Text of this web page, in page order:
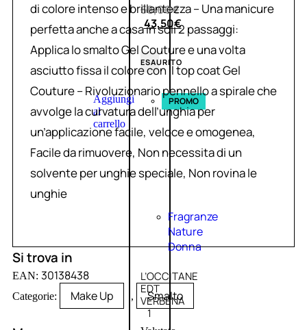
58,00€
43,50€
ESAURITO
Aggiungi
al
carrello
PROMO
Fragranze
Nature
Donna
L’OCCITANE
EDT
VERBENA
1
di colore intenso e brillantezza – Una manicure
perfetta anche a casa in soli 2 passaggi:
Applica lo smalto Gel Couture e una volta
asciutto fissa il colore con il top coat Gel
Couture – Rivoluzionario pennello a spirale che
avvolge la curvatura dell’unghia per
un’applicazione facile, veloce e omogenea,
Facile da rimuovere, Non necessita di un
solvente per unghie speciale, Non rovina le
unghie
Si trova in
EAN: 30138438
Categorie: Make Up , Smalto